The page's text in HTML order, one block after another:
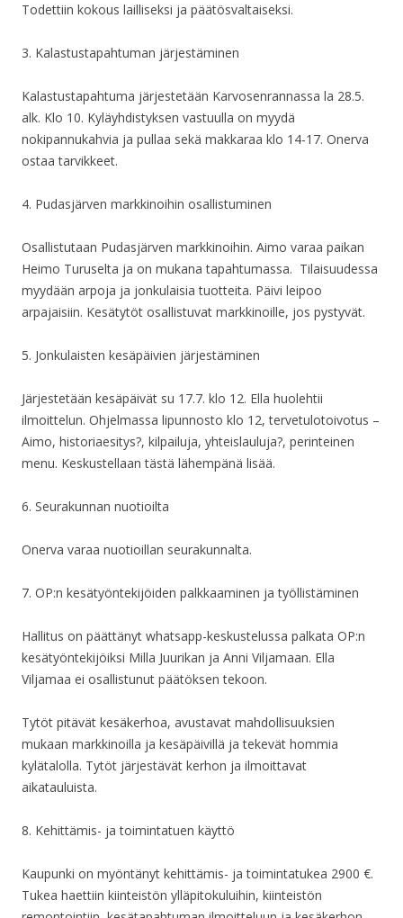
Todettiin kokous lailliseksi ja päätösvaltaiseksi.
3. Kalastustapahtuman järjestäminen
Kalastustapahtuma järjestetään Karvosenrannassa la 28.5.
alk. Klo 10. Kyläyhdistyksen vastuulla on myydä
nokipannukahvia ja pullaa sekä makkaraa klo 14-17. Onerva
ostaa tarvikkeet.
4. Pudasjärven markkinoihin osallistuminen
Osallistutaan Pudasjärven markkinoihin. Aimo varaa paikan
Heimo Turuselta ja on mukana tapahtumassa. Tilaisuudessa
myydään arpoja ja jonkulaisia tuotteita. Päivi leipoo
arpajaisiin. Kesätytöt osallistuvat markkinoille, jos pystyvät.
5. Jonkulaisten kesäpäivien järjestäminen
Järjestetään kesäpäivät su 17.7. klo 12. Ella huolehtii
ilmoittelun. Ohjelmassa lipunnosto klo 12, tervetulotoivotus –
Aimo, historiaesitys?, kilpailuja, yhteislauluja?, perinteinen
menu. Keskustellaan tästä lähempänä lisää.
6. Seurakunnan nuotioilta
Onerva varaa nuotioillan seurakunnalta.
7. OP:n kesätyöntekijöiden palkkaaminen ja työllistäminen
Hallitus on päättänyt whatsapp-keskustelussa palkata OP:n
kesätyöntekijöiksi Milla Juurikan ja Anni Viljamaan. Ella
Viljamaa ei osallistunut päätöksen tekoon.
Tytöt pitävät kesäkerhoa, avustavat mahdollisuuksien
mukaan markkinoilla ja kesäpäivillä ja tekevät hommia
kylätalolla. Tytöt järjestävät kerhon ja ilmoittavat
aikatauluista.
8. Kehittämis- ja toimintatuen käyttö
Kaupunki on myöntänyt kehittämis- ja toimintatukea 2900 €.
Tukea haettiin kiinteistön ylläpitokuluihin, kiinteistön